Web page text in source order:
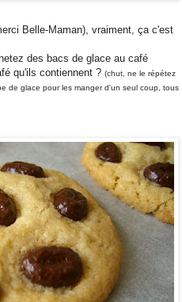
Belle-Maman), vraiment, ça c'est
des bacs de glace au café
qu'ils contiennent ? (chut, ne le répétez
de glace pour les manger d'un seul coup, tous